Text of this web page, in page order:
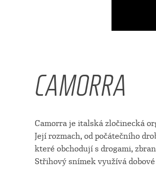
CAMORRA
Camorra je italská zločinecká
Její rozmach, od počátečního
které obchodují s drogami,
Střihový snímek využívá